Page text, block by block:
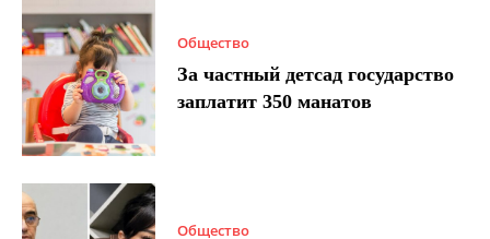
Общество
За частный детсад государство
заплатит 350 манатов
Общество